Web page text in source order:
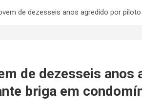
de dezesseis anos agredido por
de dezesseis anos
briga em